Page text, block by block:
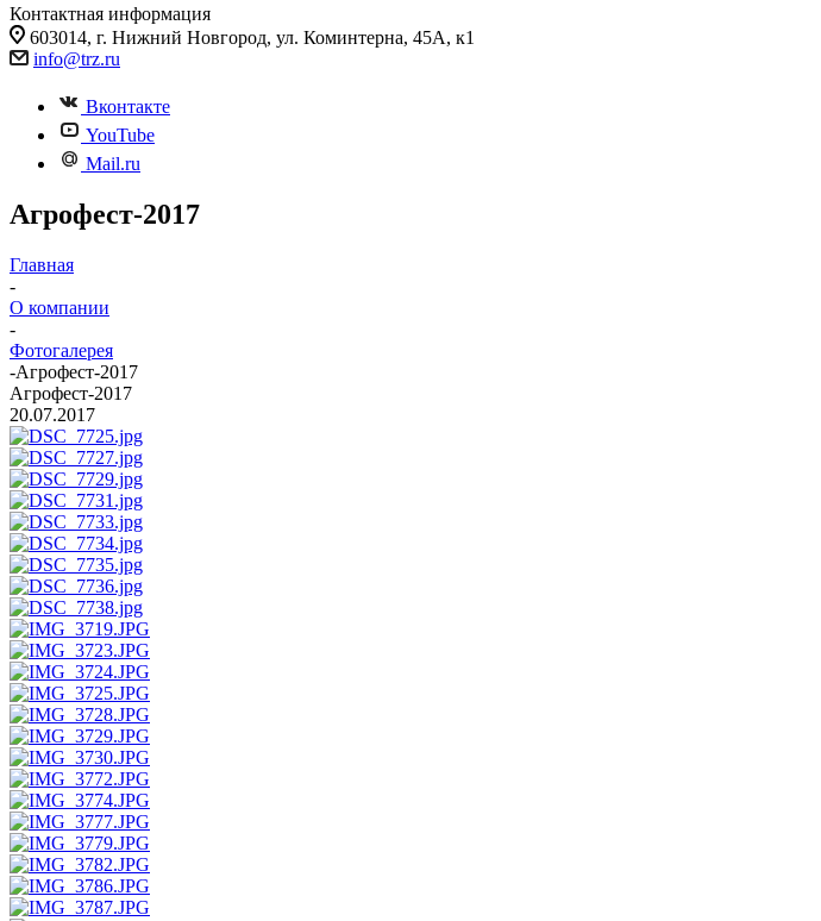
Контактная информация
603014, г. Нижний Новгород, ул. Коминтерна, 45А, к1
info@trz.ru
Вконтакте
YouTube
Mail.ru
Агрофест-2017
Главная
-
О компании
-
Фотогалерея
-Агрофест-2017
Агрофест-2017
20.07.2017